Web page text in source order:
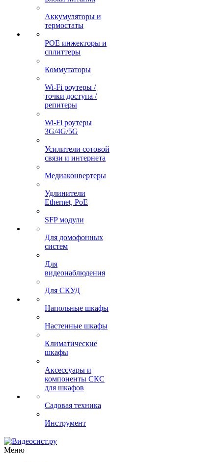
Аккумуляторы и
термостаты
POE инжекторы и
сплиттеры
Коммутаторы
Wi-Fi роутеры /
точки доступа /
репитеры
Wi-Fi роутеры
3G/4G/5G
Усилители сотовой
связи и интернета
Медиаконвертеры
Удлинители
Ethernet, PoE
SFP модули
Для домофонных
систем
Для
видеонаблюдения
Для СКУД
Напольные шкафы
Настенные шкафы
Климатические
шкафы
Аксессуары и
компоненты СКС
для шкафов
Садовая техника
Инструмент
Меню